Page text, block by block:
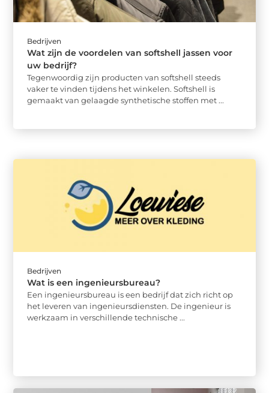
Bedrijven
Wat zijn de voordelen van softshell jassen voor
uw bedrijf?
Tegenwoordig zijn producten van softshell steeds
vaker te vinden tijdens het winkelen. Softshell is
gemaakt van gelaagde synthetische stoffen met ...
Bedrijven
Wat is een ingenieursbureau?
Een ingenieursbureau is een bedrijf dat zich richt op
het leveren van ingenieursdiensten. De ingenieur is
werkzaam in verschillende technische ...